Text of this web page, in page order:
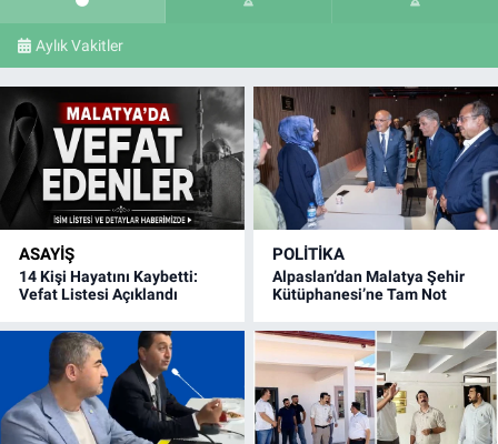
Aylık Vakitler
ASAYIŞ
14 Kişi Hayatını Kaybetti:
Vefat Listesi Açıklandı
POLITIKA
Alpaslan’dan Malatya Şehir
Kütüphanesi’ne Tam Not